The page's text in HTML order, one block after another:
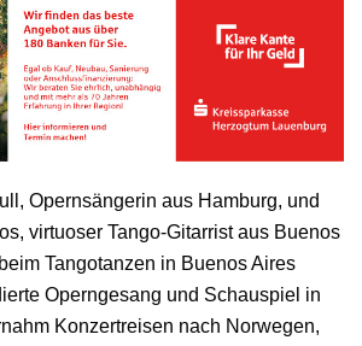
Opernsängerin aus Hamburg, und
virtuoser Tango-Gitarrist aus Buenos
Tangotanzen in Buenos Aires
Operngesang und Schauspiel in
Konzertreisen nach Norwegen,